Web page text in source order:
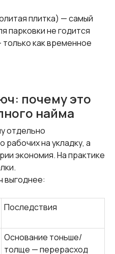
плитка) — самый
парковки не годится
как временное
почему это
найма
отдельно
на укладку, а
экономия. На практике
выгоднее:
Последствия
Основание тоньше/
толще — перерасход